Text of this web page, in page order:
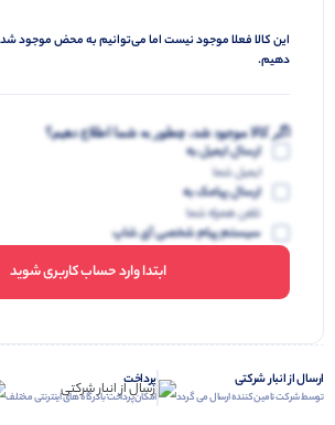
این کالا فعلا موجود نیست اما می‌توانیم به محض موجود
دهیم.
اگر کالا موجود شد، چطور به شما اطلاع دهیم؟
ارسال ایمیل به
ایمیل شما
ارسال پیامک به
تلفن همراه شما
سیستم پیام شخصی آی شاپ
ابتدا وارد حساب کاربری شوید
ارسال از انبار شرکتی
توسط شرکت تامین کننده ارسال می گردد
پرداخت
امکان پرداخت با درگاه های اینترنتی مختلف